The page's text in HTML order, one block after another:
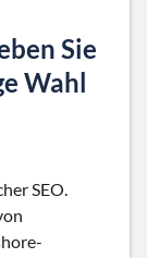
Sie
Wahl
SEO.